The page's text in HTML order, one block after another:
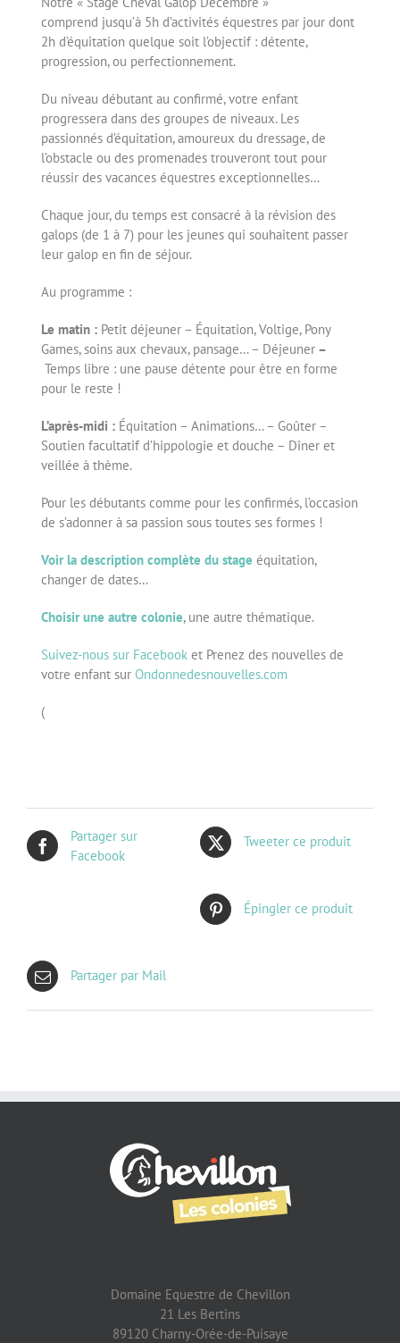
comprend jusqu’à 5h d’activités équestres par jour dont
2h d’équitation quelque soit l’objectif : détente,
progression, ou perfectionnement.
Du niveau débutant au confirmé, votre enfant
progressera dans des groupes de niveaux. Les
passionnés d’équitation, amoureux du dressage, de
l’obstacle ou des promenades trouveront tout pour
réussir des vacances équestres exceptionnelles…
Chaque jour, du temps est consacré à la révision des
galops (de 1 à 7) pour les jeunes qui souhaitent passer
leur galop en fin de séjour.
Au programme :
Le matin : Petit déjeuner – Équitation, Voltige, Pony
Games, soins aux chevaux, pansage… – Déjeuner–
Temps libre : une pause détente pour être en forme
pour le reste !
L’après-midi :Équitation – Animations… – Goûter –
Soutien facultatif d’hippologie et douche – Dîner et
veillée à thème.
Pour les débutants comme pour les confirmés, l’occasion
de s’adonner à sa passion sous toutes ses formes !
Voir la description complète du stage équitation,
changer de dates…
Choisir une autre colonie, une autre thématique.
Suivez-nous sur Facebooket Prenez des nouvelles de
votre enfant sur Ondonnedesnouvelles.com
(
Partager sur
Facebook
Tweeter ce produit
Épingler ce produit
Partager par Mail
Domaine Equestre de Chevillon
21 Les Bertins
89120 Charny-Orée-de-Puisaye